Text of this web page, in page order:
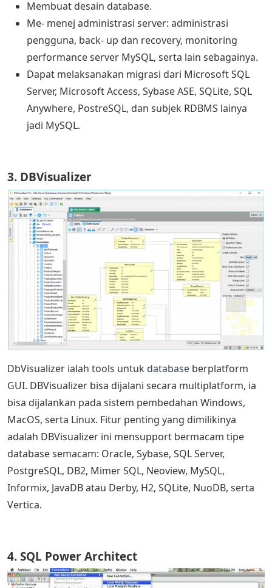
Membuat desain database.
Me- menej administrasi server: administrasi
pengguna, back- up dan recovery, monitoring
performance server MySQL, serta lain sebagainya.
Dapat melaksanakan migrasi dari Microsoft SQL
Server, Microsoft Access, Sybase ASE, SQLite, SQL
Anywhere, PostreSQL, dan subjek RDBMS lainya
jadi MySQL.
3. DBVisualizer
DbVisualizer ialah tools untuk database berplatform
GUI. DBVisualizer bisa dijalani secara multiplatform, ia
bisa dijalankan pada sistem pembedahan Windows,
MacOS, serta Linux. Fitur penting yang dimilikinya
adalah DBVisualizer ini mensupport bermacam tipe
database semacam: Oracle, Sybase, SQL Server,
PostgreSQL, DB2, Mimer SQL, Neoview, MySQL,
Informix, JavaDB atau Derby, H2, SQLite, NuoDB, serta
Vertica.
4. SQL Power Architect